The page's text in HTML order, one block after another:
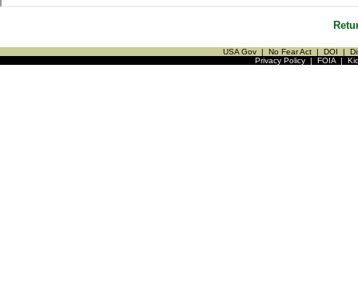
USA Gov | No Fear Act | DOI |
Privacy Policy| FOIA|